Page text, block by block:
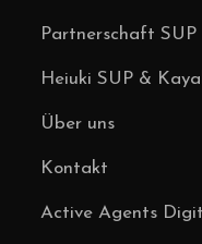
Partnerschaft
Heiuki SUP &
Über uns
Kontakt
Active Agents